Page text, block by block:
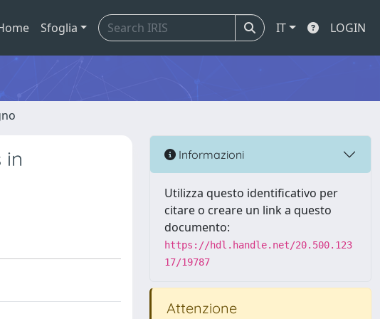
Sfoglia IT LOGIN
in
Informazioni
Utilizza questo identificativo per
citare o creare un link a questo
documento:
https://hdl.handle.net/20.500.123
17/19787
Attenzione